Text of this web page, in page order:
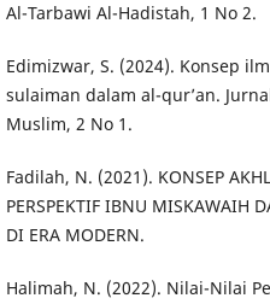
Al-Tarbawi Al-Hadistah, 1 No 2.
Edimizwar, S. (2024). Konsep
sulaiman dalam al-qur’an.
Muslim, 2 No 1.
Fadilah, N. (2021). KONSEP
PERSPEKTIF IBNU MISKAWAIH
DI ERA MODERN.
Halimah, N. (2022). Nilai-Nilai